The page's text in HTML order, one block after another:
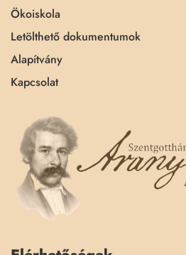
Ökoiskola
Letölthető dokumentumok
Alapítvány
Kapcsolat